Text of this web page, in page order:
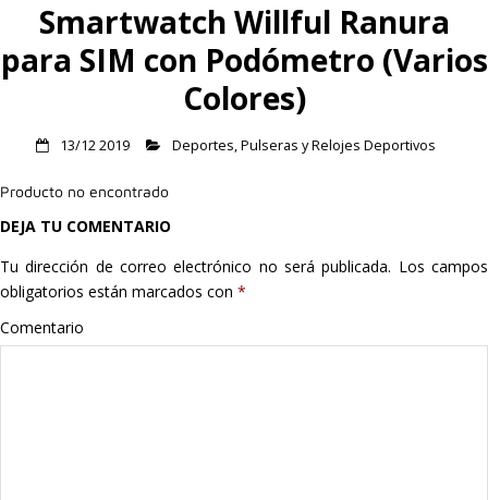
Inicio
Alimentación
Hogar
Informática
Listas
Smartwatch Willful Ranura
para SIM con Podómetro (Varios
Colores)
13/12 2019 Deportes,Pulseras y Relojes Deportivos
Producto no encontrado
DEJA TU COMENTARIO
Tu dirección de correo electrónico no será publicada. Los campos
obligatorios están marcados con *
Comentario